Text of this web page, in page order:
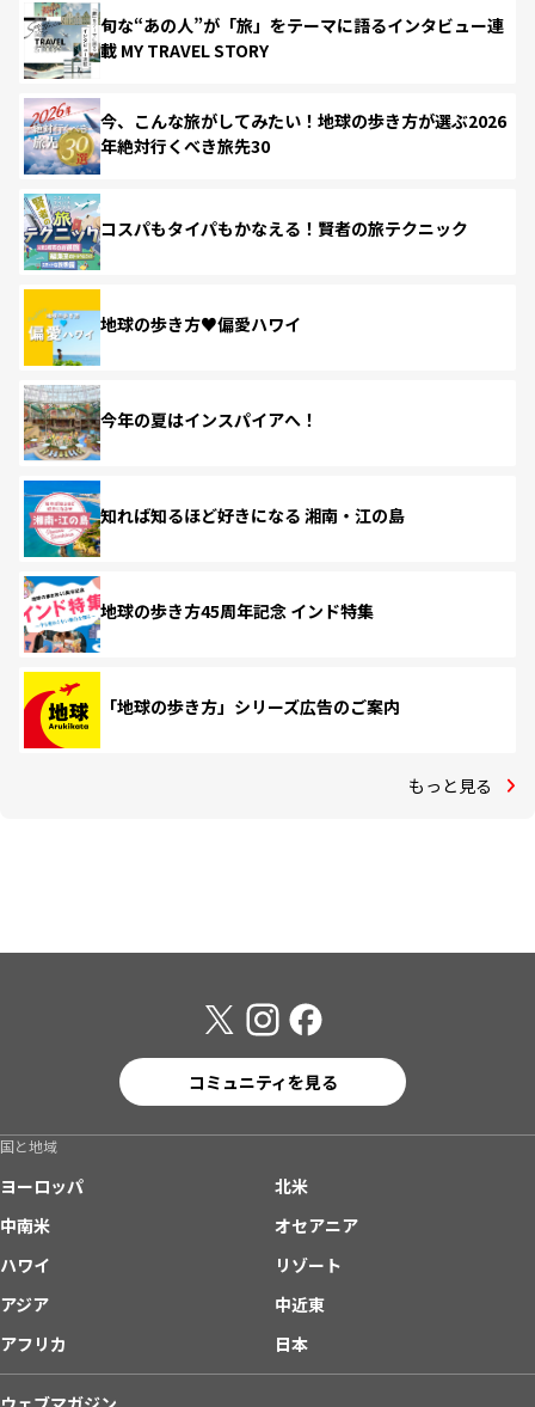
旬な“あの人”が「旅」をテーマに語るインタビュー連
載 MY TRAVEL STORY
今、こんな旅がしてみたい！地球の歩き方が選ぶ2026
年絶対行くべき旅先30
コスパもタイパもかなえる！賢者の旅テクニック
地球の歩き方♥偏愛ハワイ
今年の夏はインスパイアへ！
知れば知るほど好きになる 湘南・江の島
地球の歩き方45周年記念 インド特集
「地球の歩き方」シリーズ広告のご案内
もっと見る
コミュニティを見る
国と地域
ヨーロッパ
北米
中南米
オセアニア
ハワイ
リゾート
アジア
中近東
アフリカ
日本